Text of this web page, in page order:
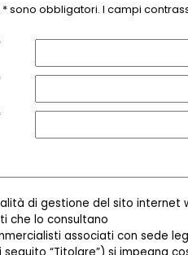
sono obbligatori. I campi